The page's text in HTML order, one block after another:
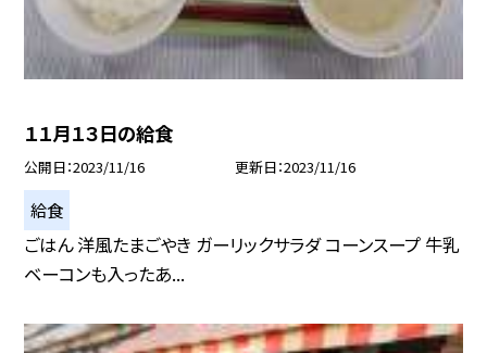
１１月１３日の給食
公開日 2023/11/16 更新日 2023/11/16
給食
ごはん 洋風たまごやき ガーリックサラダ コーンスープ 牛乳
ベーコンも入ったあ...